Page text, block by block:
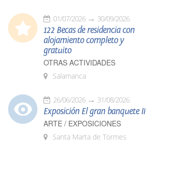
01/07/2026 30/09/2026
122 Becas de residencia con
alojamiento completo y
gratuito
OTRAS ACTIVIDADES
Salamanca
26/06/2026 31/08/2026
Exposición El gran banquete II
ARTE / EXPOSICIONES
Santa Marta de Tormes